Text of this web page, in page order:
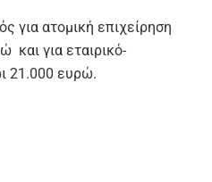
για ατομική επιχείρηση
και για εταιρικό-
21.000 ευρώ.